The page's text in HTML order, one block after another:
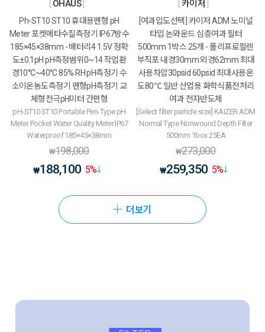
OHAUS
Ph-ST10 ST10 휴대용펜형 pH
Meter 포켓메타수질측정기 IP67방수
185×45×38mm - 배터리4 1.5V 정확
도±0.1pH pH측정범위0~14 작업환
경10°C~40°C 85% RH pH측정기 수
소이온농도측정기 펜형pH측정기 교
체형전극pH미터 간편형
pH-ST10 ST10 Portable Pen-Type pH
Meter Pocket Water Quality Meter IP67
Waterproof 185×45×38mm
₩198,000
₩188,100 5%
카이저
[여과입도선택] 카이저 ADM 노미널
타입 논와운드 심층여과 필터
500mm 1박스 25개 - 폴리프로필렌
부직포 내경30mm 외경62mm 최대
사용차압30psid 60psid 최대사용온
도80℃ 일반 산업용 화학식품전처리
여과 전자반도체
[Select filter particle size] KAIZER ADM
Normal Type Nonwound Depth Filter
500mm 1box 25EA
₩273,000
₩259,350 5%
더보기